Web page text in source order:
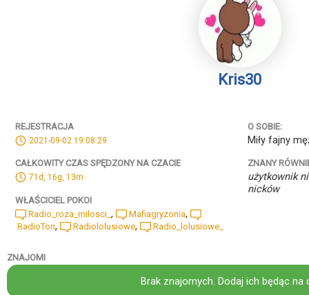
Kris30
REJESTRACJA
2021-09-02 19:08:29
CAŁKOWITY CZAS SPĘDZONY NA CZACIE
71d, 16g, 13m
WŁAŚCICIEL POKOI
Radio_roza_milosci_ , Mafiagryzonia,
RadioTon, Radiololusiowe, Radio_lolusiowe_
O SOBIE:
Miły fajny
ZNANY
użytkownik
nicków
ZNAJOMI
Brak znajomych. Dodaj ich będąc na